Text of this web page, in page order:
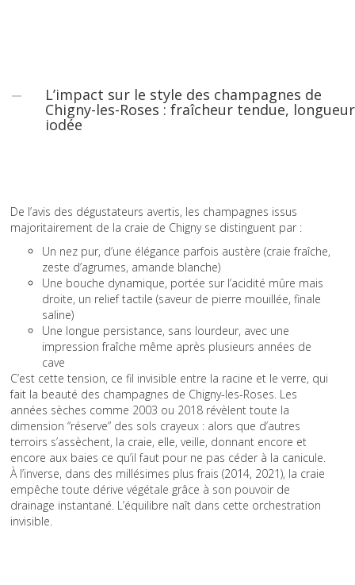
L’impact sur le style des champagnes de
Chigny-les-Roses : fraîcheur tendue, longueur
iodée
De l’avis des dégustateurs avertis, les champagnes issus
majoritairement de la craie de Chigny se distinguent par :
Un nez pur, d’une élégance parfois austère (craie fraîche,
zeste d’agrumes, amande blanche)
Une bouche dynamique, portée sur l’acidité mûre mais
droite, un relief tactile (saveur de pierre mouillée, finale
saline)
Une longue persistance, sans lourdeur, avec une
impression fraîche même après plusieurs années de
cave
C’est cette tension, ce fil invisible entre la racine et le verre, qui
fait la beauté des champagnes de Chigny-les-Roses. Les
années sèches comme 2003 ou 2018 révèlent toute la
dimension “réserve” des sols crayeux : alors que d’autres
terroirs s’assèchent, la craie, elle, veille, donnant encore et
encore aux baies ce qu’il faut pour ne pas céder à la canicule.
À l’inverse, dans des millésimes plus frais (2014, 2021), la craie
empêche toute dérive végétale grâce à son pouvoir de
drainage instantané. L’équilibre naît dans cette orchestration
invisible.